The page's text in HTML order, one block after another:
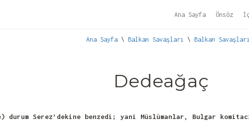
Ana Sayfa Önsöz
Ana Sayfa \ Balkan Savaşları \ Balkan
Dedeağaç
durum Serez’dekine benzedi; yani Müslümanlar, Bulgar